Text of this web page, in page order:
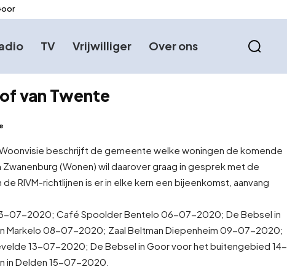
TV Vrijwilliger Over ons
van Twente
beschrijft de gemeente welke woningen de komende
Zwanenburg (Wonen) wil daarover graag in gesprek met de
de RIVM-richtlijnen is er in elke kern een bijeenkomst, aanvang
07-2020; Café Spoolder Bentelo 06-07-2020; De Bebsel in
Markelo 08-07-2020; Zaal Beltman Diepenheim 09-07-2020;
13-07-2020; De Bebsel in Goor voor het buitengebied 14-
in Delden 15-07-2020.